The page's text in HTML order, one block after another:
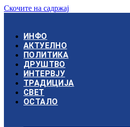
Скочите на садржај
ИНФО
АКТУЕЛНО
ПОЛИТИКА
ДРУШТВО
ИНТЕРВЈУ
ТРАДИЦИЈА
СВЕТ
ОСТАЛО